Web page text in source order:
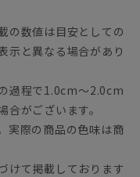
の数値は目安としての
示と異なる場合があり
過程で1.0cm～2.0cm
がございます。
実際の商品の色味は商
けて掲載しております